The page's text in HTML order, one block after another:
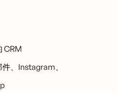
CRM
、Instagram、